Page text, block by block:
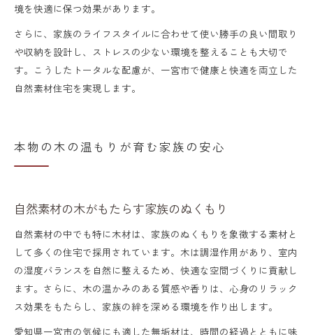
境を快適に保つ効果があります。
さらに、家族のライフスタイルに合わせて使い勝手の良い間取り
や収納を設計し、ストレスの少ない環境を整えることも大切で
す。こうしたトータルな配慮が、一宮市で健康と快適を両立した
自然素材住宅を実現します。
本物の木の温もりが育む家族の安心
自然素材の木がもたらす家族のぬくもり
自然素材の中でも特に木材は、家族のぬくもりを象徴する素材と
して多くの住宅で採用されています。木は調湿作用があり、室内
の湿度バランスを自然に整えるため、快適な空間づくりに貢献し
ます。さらに、木の温かみのある質感や香りは、心身のリラック
ス効果をもたらし、家族の絆を深める環境を作り出します。
愛知県一宮市の気候にも適した無垢材は、時間の経過とともに味